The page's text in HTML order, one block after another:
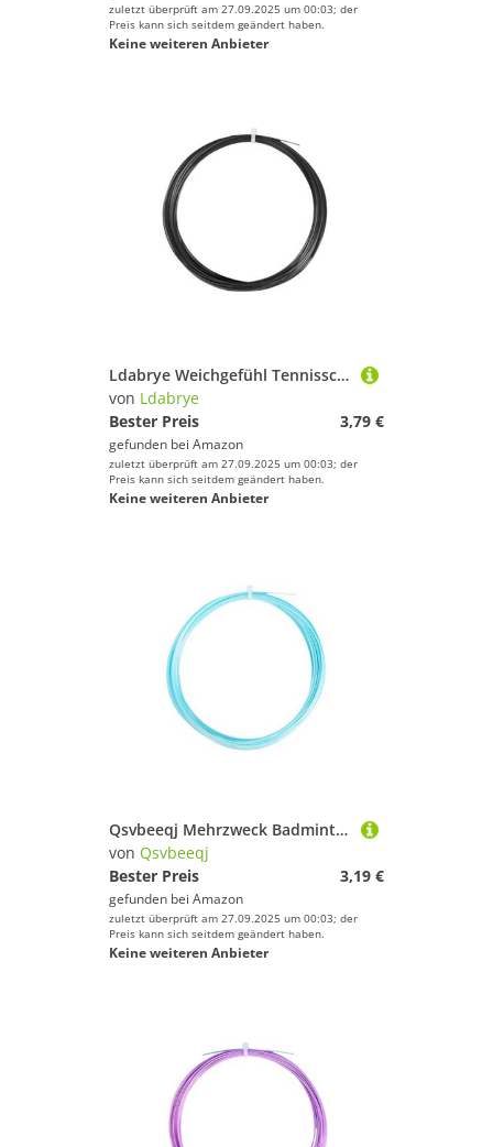
zuletzt überprüft am 27.09.2025 um 00:03; der
Preis kann sich seitdem geändert haben.
Keine weiteren Anbieter
Ldabrye Weichgefühl Tennisschläger Saiten Synthetische Nylon Regenbogen Tennisschnur Schläger Sportversorgung Nylons Polyester Badminton
von Ldabrye
Bester Preis
3,79 €
gefunden bei Amazon
zuletzt überprüft am 27.09.2025 um 00:03; der
Preis kann sich seitdem geändert haben.
Keine weiteren Anbieter
Qsvbeeqj Mehrzweck Badminton Nylonschnur Für Sportschläger Ausgeglichene Spannungssteuerung Müheloser Saiten Ersatz Hochfestigkeit Badminton Line
von Qsvbeeqj
Bester Preis
3,19 €
gefunden bei Amazon
zuletzt überprüft am 27.09.2025 um 00:03; der
Preis kann sich seitdem geändert haben.
Keine weiteren Anbieter